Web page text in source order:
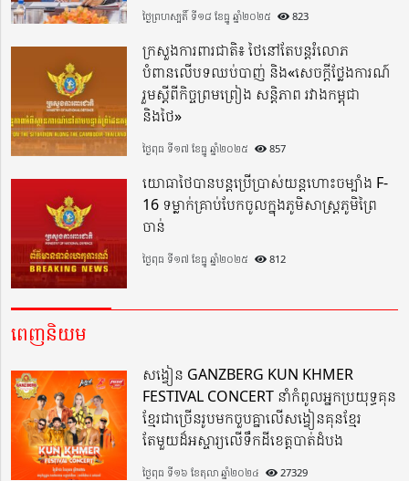
ថ្ងៃព្រហស្បតិ៍ ទី១៨ ខែធ្នូ ឆ្នាំ២០២៥ 823
ក្រសួងការពារជាតិ៖ ថៃនៅតែបន្តរំលោភ
បំពានលើបទឈប់បាញ់ និង«សេចក្តីថ្លែងការណ៍
រួមស្តីពីកិច្ចព្រមព្រៀង សន្តិភាព រវាងកម្ពុជា
និងថៃ»
ថ្ងៃពុធ ទី១៧ ខែធ្នូ ឆ្នាំ២០២៥ 857
យោធាថៃបានបន្តប្រើប្រាស់យន្តហោះចម្បាំង F-
16 ទម្លាក់គ្រាប់បែកចូលក្នុងភូមិសាស្ត្រភូមិព្រៃ
ចាន់
ថ្ងៃពុធ ទី១៧ ខែធ្នូ ឆ្នាំ២០២៥ 812
ពេញនិយម
សង្វៀន GANZBERG KUN KHMER
FESTIVAL CONCERT នាំកំពូលអ្នកប្រយុទ្ធគុន
ខ្មែរជាច្រើនរូបមកចួបគ្នាលើសង្វៀនគុនខ្មែរ
តែមួយដ៏អស្ចារ្យលើទឹកដីខេត្តបាត់ដំបង
ថ្ងៃពុធ ទី១៦ ខែតុលា ឆ្នាំ២០២៤ 27329